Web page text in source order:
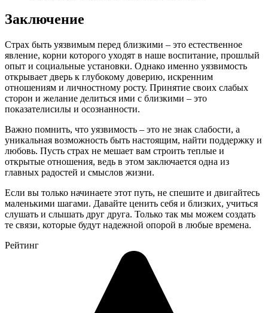
Заключение
Страх быть уязвимым перед близкими – это естественное
явление, корни которого уходят в наше воспитание, прошлый
опыт и социальные установки. Однако именно уязвимость
открывает дверь к глубокому доверию, искренним
отношениям и личностному росту. Принятие своих слабых
сторон и желание делиться ими с близкими – это
показателисилы и осознанности.
Важно помнить, что уязвимость – это не знак слабости, а
уникальная возможность быть настоящим, найти поддержку и
любовь. Пусть страх не мешает вам строить теплые и
открытые отношения, ведь в этом заключается одна из
главных радостей и смыслов жизни.
Если вы только начинаете этот путь, не спешите и двигайтесь
маленькими шагами. Давайте ценить себя и близких, учиться
слушать и слышать друг друга. Только так мы можем создать
те связи, которые будут надежной опорой в любые времена.
Рейтинг